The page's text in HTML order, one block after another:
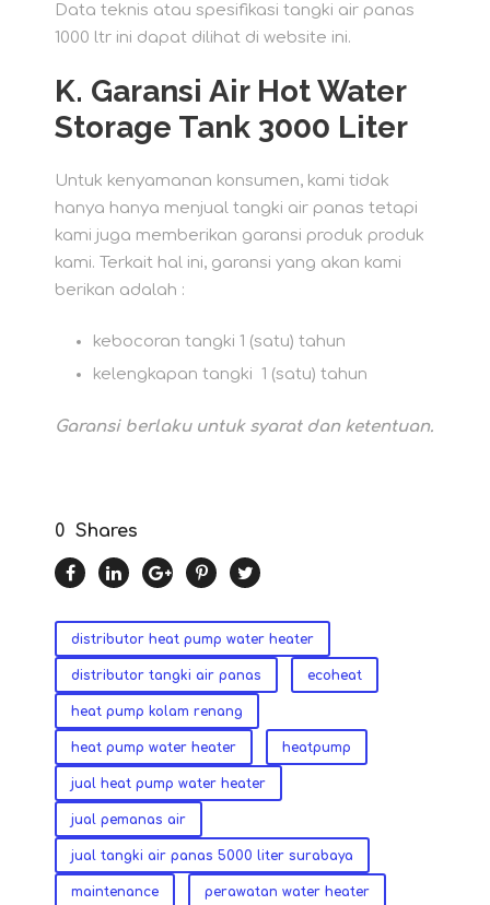
Data teknis atau spesifikasi tangki air panas
1000 ltr ini dapat dilihat di website ini.
K. Garansi Air Hot Water
Storage Tank 3000 Liter
Untuk kenyamanan konsumen, kami tidak
hanya hanya menjual tangki air panas tetapi
kami juga memberikan garansi produk produk
kami. Terkait hal ini, garansi yang akan kami
berikan adalah :
kebocoran tangki 1 (satu) tahun
kelengkapan tangki 1 (satu) tahun
Garansi berlaku untuk syarat dan ketentuan.
0 Shares
distributor heat pump water heater
distributor tangki air panas ecoheat
heat pump kolam renang
heat pump water heater heatpump
jual heat pump water heater
jual pemanas air
jual tangki air panas 5000 liter surabaya
maintenance perawatan water heater